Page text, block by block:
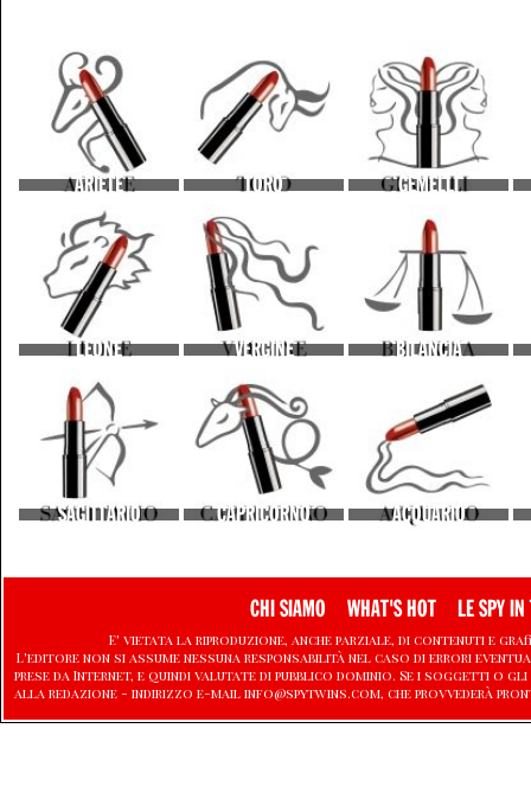
ARIETE TORO GEMELLI
LEONE VERGINE BILANCIA
SAGITTARIO CAPRICORNO ACQUARIO
CHI SIAMO WHAT'S HOT LE SPY IN
E' vietata la riproduzione, anche parziale, di contenuti e
L'editore non si assume nessuna responsabilità nel caso di errori
prese da Internet, e quindi valutate di pubblico dominio. Se i soggetti
alla redazione - indirizzo e-mail info@spytwins.com, che provvederà